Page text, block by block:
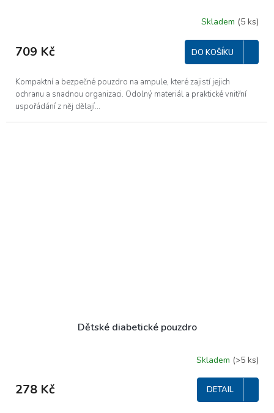
Skladem (5 ks)
709 Kč DO KOŠÍKU
Kompaktní a bezpečné pouzdro na ampule, které zajistí jejich
ochranu a snadnou organizaci. Odolný materiál a praktické vnitřní
uspořádání z něj dělají...
Dětské diabetické pouzdro
produktu
je
Skladem (>5 ks)
278 Kč DETAIL